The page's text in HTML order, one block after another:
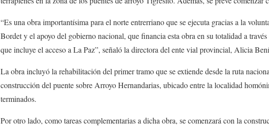
“Es una obra importantísima para el norte entrerriano que se ejecuta gracias a la
Bordet y el apoyo del gobierno nacional, que financia esta obra en su totalidad a
que incluye el acceso a La Paz”, señaló la directora del ente vial provincial, Alicia
La obra incluyó la rehabilitación del primer tramo que se extiende desde la ruta
construcción del puente sobre Arroyo Hernandarias, ubicado entre la localidad
terminados.
Por otro lado, como tareas complementarias a dicha obra, se comenzará con la